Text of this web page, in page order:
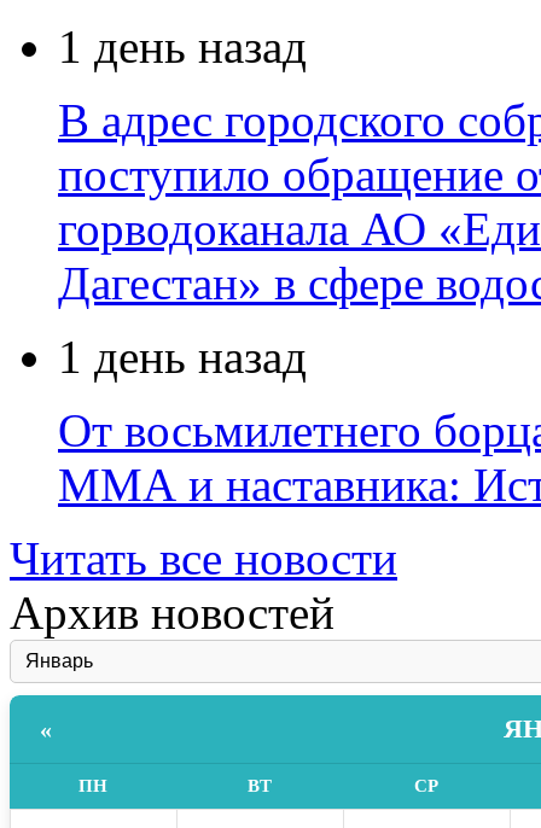
1 день назад
В адрес городского
поступило обращение
горводоканала АО
Дагестан» в сфере
1 день назад
От восьмилетнего
ММА и наставника:
Читать все новости
Архив новостей
«
ПН ВТ СР